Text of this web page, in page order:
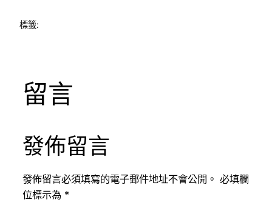
標籤:
留言
發佈留言
發佈留言必須填寫的電子郵件地址不會公開。 必填欄
位標示為 *